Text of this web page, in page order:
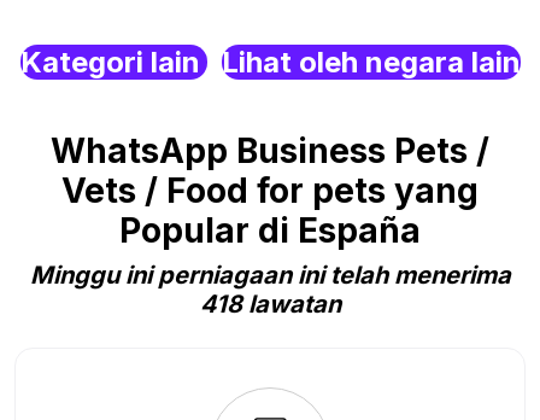
Kategori lain Lihat oleh negara lain
WhatsApp Business Pets /
Vets / Food for pets yang
Popular di España
Minggu ini perniagaan ini telah menerima
418 lawatan